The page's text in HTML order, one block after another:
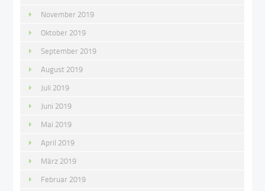
November 2019
Oktober 2019
September 2019
August 2019
Juli 2019
Juni 2019
Mai 2019
April 2019
März 2019
Februar 2019